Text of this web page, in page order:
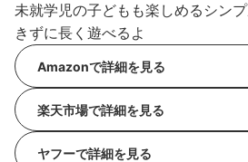
未就学児の子どもも楽しめるシン
きずに長く遊べるよ
Amazonで詳細を見る
楽天市場で詳細を見る
ヤフーで詳細を見る